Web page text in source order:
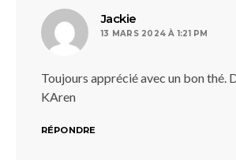
Jackie
13 MARS 2024 À 1:21 PM
Toujours apprécié avec un bon thé.
KAren
RÉPONDRE